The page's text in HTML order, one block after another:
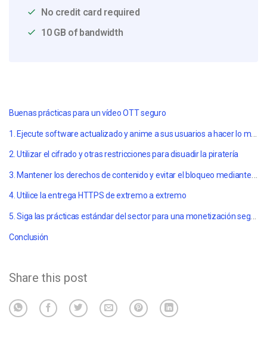
No credit card required
10 GB of bandwidth
Buenas prácticas para un vídeo OTT seguro
2. Utilizar el cifrado y otras restricciones para disuadir la piratería
4. Utilice la entrega HTTPS de extremo a extremo
5. Siga las prácticas estándar del sector para una monetización segura del vídeo OTT
Conclusión
Share this post